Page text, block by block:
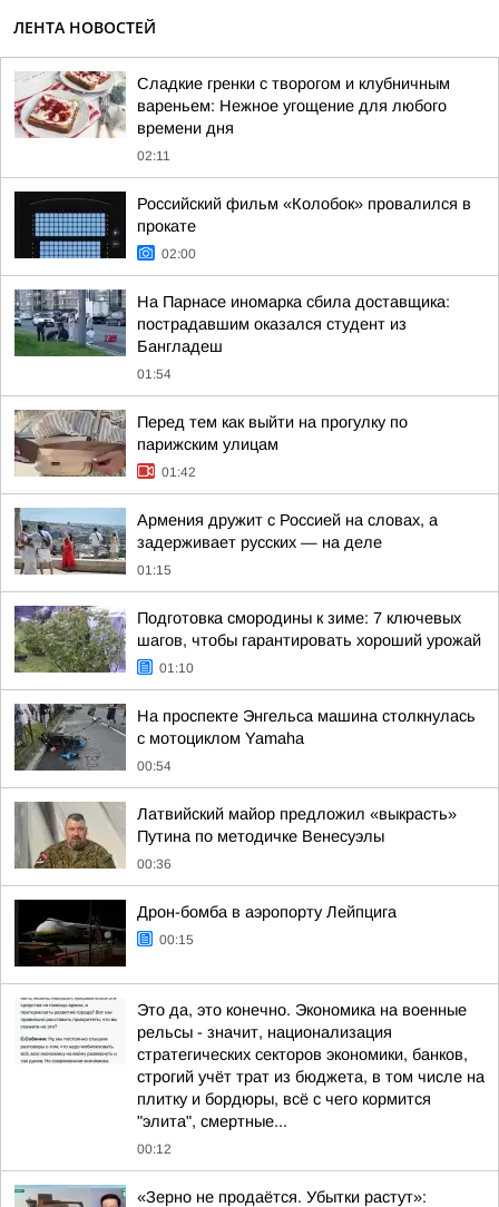
ЛЕНТА НОВОСТЕЙ
Сладкие гренки с творогом и клубничным
вареньем: Нежное угощение для любого
времени дня
02:11
Российский фильм «Колобок» провалился в
прокате
02:00
На Парнасе иномарка сбила доставщика:
пострадавшим оказался студент из
Бангладеш
01:54
Перед тем как выйти на прогулку по
парижским улицам
01:42
Армения дружит с Россией на словах, а
задерживает русских — на деле
01:15
Подготовка смородины к зиме: 7 ключевых
шагов, чтобы гарантировать хороший урожай
01:10
На проспекте Энгельса машина столкнулась
с мотоциклом Yamaha
00:54
Латвийский майор предложил «выкрасть»
Путина по методичке Венесуэлы
00:36
Дрон-бомба в аэропорту Лейпцига
00:15
Это да, это конечно. Экономика на военные
рельсы - значит, национализация
стратегических секторов экономики, банков,
строгий учёт трат из бюджета, в том числе на
плитку и бордюры, всё с чего кормится
"элита", смертные...
00:12
«Зерно не продаётся. Убытки растут»: